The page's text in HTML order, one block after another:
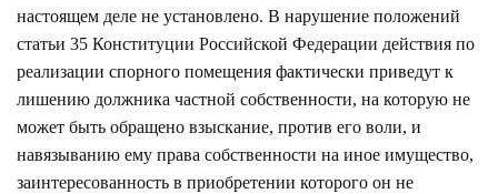
настоящем деле не установлено. В нарушение положений
статьи 35 Конституции Российской Федерации действия по
реализации спорного помещения фактически приведут к
лишению должника частной собственности, на которую не
может быть обращено взыскание, против его воли, и
навязыванию ему права собственности на иное имущество,
заинтересованность в приобретении которого он не